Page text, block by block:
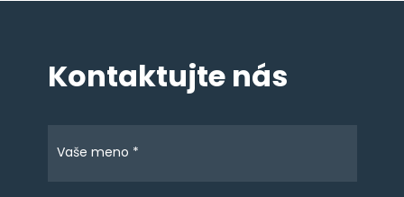
Kontaktujte nás
Vaše meno *